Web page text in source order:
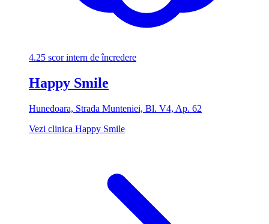
4.25 scor intern de încredere
Happy Smile
Hunedoara, Strada Munteniei, Bl. V4, Ap. 62
Vezi clinica Happy Smile